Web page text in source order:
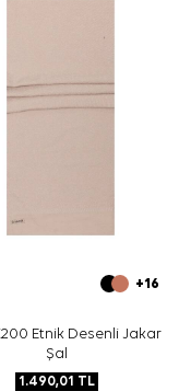
etiket
+16
Etnik Desenli Jakar
Şal
1.490,01 TL